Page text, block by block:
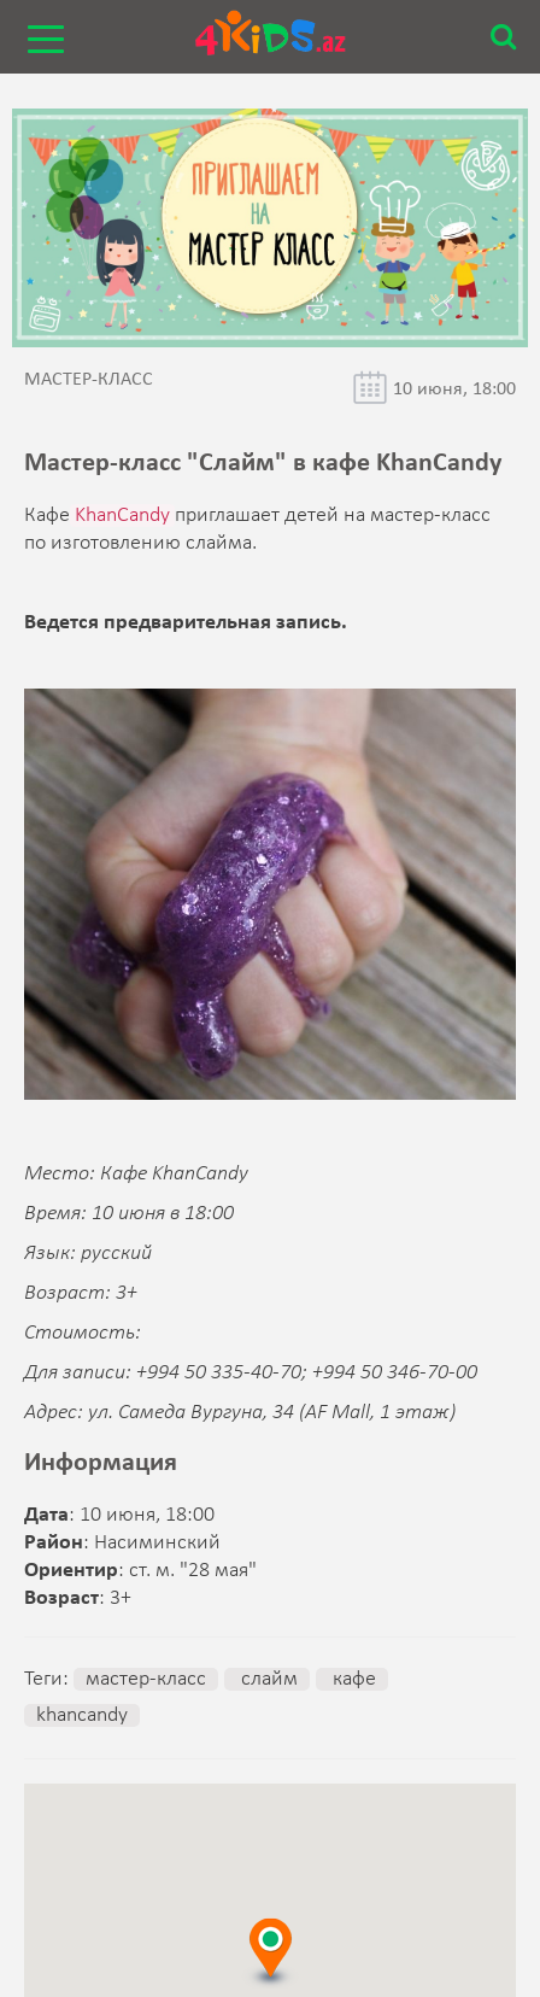
МАСТЕР-КЛАСС 10 июня, 18:00
Мастер-класс "Cлайм" в кафе KhanCandy
Кафе KhanCandy приглашает детей на мастер-класс
по изготовлению слайма.
Ведется предварительная запись.
Место: Кафе KhanCandy
Время: 10 июня в 18:00
Язык: русский
Возраст: 3+
Стоимость:
Для записи: +994 50 335-40-70; +994 50 346-70-00
Адрес: ул. Самеда Вургуна, 34 (AF Mall, 1 этаж)
Информация
Дата: 10 июня, 18:00
Район: Насиминский
Ориентир: ст. м. "28 мая"
Возраст: 3+
Теги: мастер-класс cлайм
кафе
khancandy